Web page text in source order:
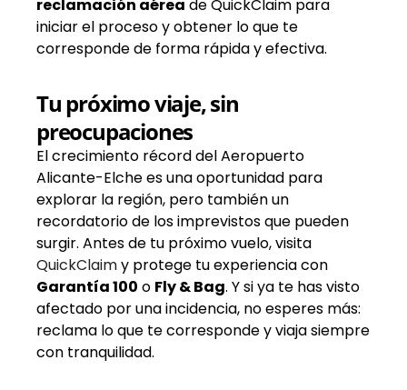
reclamación aérea de QuickClaim para
iniciar el proceso y obtener lo que te
corresponde de forma rápida y efectiva.
Tu próximo viaje, sin
preocupaciones
El crecimiento récord del Aeropuerto
Alicante-Elche es una oportunidad para
explorar la región, pero también un
recordatorio de los imprevistos que pueden
surgir. Antes de tu próximo vuelo, visita
QuickClaimy protege tu experiencia con
Garantía 100 o Fly & Bag. Y si ya te has visto
afectado por una incidencia, no esperes más:
reclama lo que te corresponde y viaja siempre
con tranquilidad.